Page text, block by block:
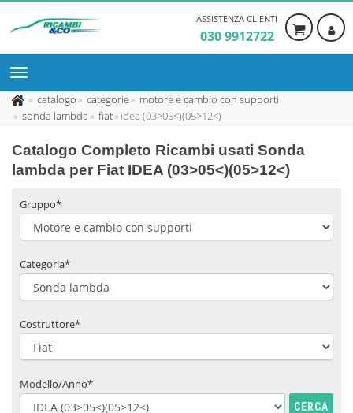
ASSISTENZA CLIENTI
030 9912722
catalogo categorie
motore e cambio con supporti
sonda lambda
fiat idea (03>05<)(05>12<)
Catalogo Completo Ricambi usati Sonda
lambda per Fiat IDEA (03>05<)(05>12<)
Gruppo*
Categoria*
Costruttore*
Modello/Anno*
CERCA